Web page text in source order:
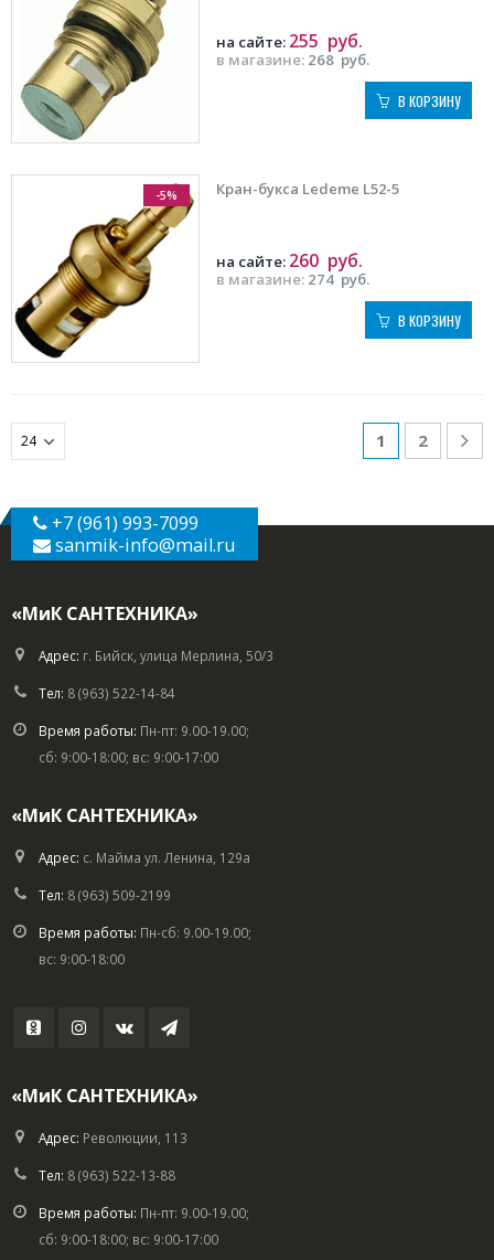
в магазине: 268 руб.
на сайте: 255 руб.
В КОРЗИНУ
-5% Кран-букса Ledeme L52-5
в магазине: 274 руб.
на сайте: 260 руб.
В КОРЗИНУ
1 2
+7 (961) 993-7099
sanmik-info@mail.ru
«МиК САНТЕХНИКА»
Адрес: г. Бийск, улица Мерлина, 50/3
Тел: 8 (963) 522-14-84
Время работы: Пн-пт: 9.00-19.00;
сб: 9:00-18:00; вс: 9:00-17:00
«МиК САНТЕХНИКА»
Адрес: с. Майма ул. Ленина, 129а
Тел: 8 (963) 509-2199
Время работы: Пн-сб: 9.00-19.00;
вс: 9:00-18:00
«МиК САНТЕХНИКА»
Адрес: Революции, 113
Тел: 8 (963) 522-13-88
Время работы: Пн-пт: 9.00-19.00;
сб: 9:00-18:00; вс: 9:00-17:00